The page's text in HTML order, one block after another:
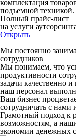
комплектация
подъемной техникой.
Полный прайс-лист
на услуги
Открыть
Мы постоянно
сотрудников
Мы понимаем, что
продуктивности
задачи качественно
наш персонал
Ваш бизнес
сотрудничать с нами
Грамотный подход к
возможностям, а
экономии денежных